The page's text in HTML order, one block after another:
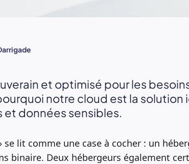
et optimisé pour les
notre cloud est la solution
données sensibles.
se lit comme une case à cocher : un
binaire. Deux hébergeurs également